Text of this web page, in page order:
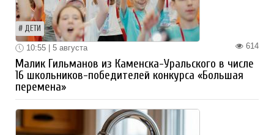
ДЕТИ
614
10:55 | 5 августа
Малик Гильманов из Каменска-Уральского в числе
16 школьников-победителей конкурса «Большая
перемена»